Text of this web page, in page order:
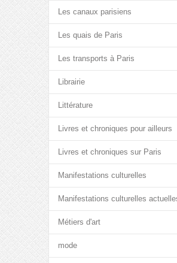
Les canaux parisiens
Les quais de Paris
Les transports à Paris
Librairie
Littérature
Livres et chroniques pour ailleurs
Livres et chroniques sur Paris
Manifestations culturelles
Manifestations culturelles
Métiers d'art
mode